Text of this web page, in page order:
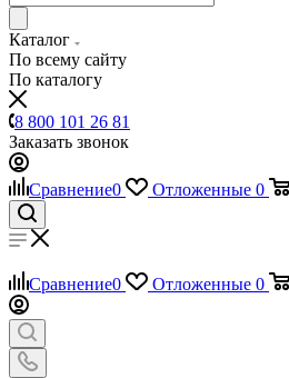
Каталог
По всему сайту
По каталогу
8 800 101 26 81
Заказать звонок
Сравнение0 Отложенные 0
Сравнение0 Отложенные 0